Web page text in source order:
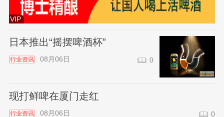
VIP
日本推出“摇摆啤酒杯”
行业资讯 08月06日 0
现打鲜啤在厦门走红
行业资讯 08月06日 0